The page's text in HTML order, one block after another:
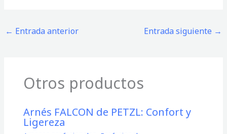
← Entrada anterior Entrada siguiente →
Otros productos
Arnés FALCON de PETZL: Confort y
Ligereza